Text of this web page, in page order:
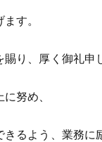
す。
り、厚く御礼申
努め、
るよう、業務に